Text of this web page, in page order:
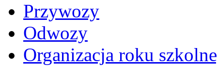
Przywozy
Odwozy
Organizacja roku